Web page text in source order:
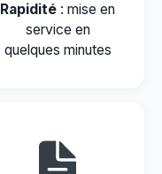
Rapidité : mise en
service en
quelques minutes